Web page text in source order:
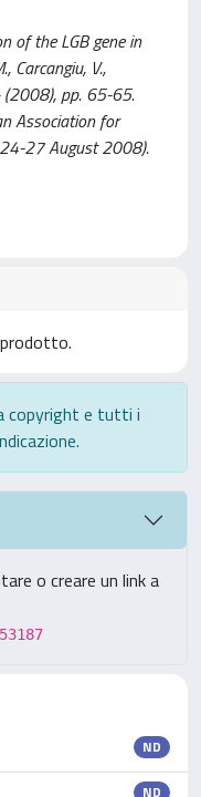
of the LGB gene in
Carcangiu, V.,
(2008), pp. 65-65.
Association for
27 August 2008).
copyright e tutti i
o creare un link a
ND
ND